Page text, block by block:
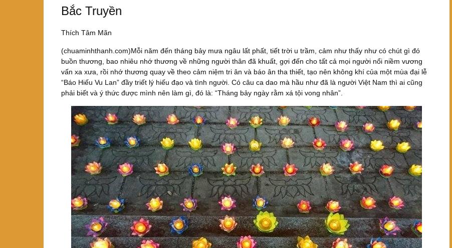
Bắc Truyền
Thích Tâm Mãn
(chuaminhthanh.com)Mỗi năm đến tháng bảy mưa ngâu lất phất, tiết trời u trầm, cảm như thấy như có chút gì đó
buồn thương, bao nhiêu nhớ thương về những người thân đã khuất, gợi đến cho tất cả mọi người nổi niềm vương
vấn xa xưa, rồi nhớ thương quay về theo cảm niệm tri ân và báo ân tha thiết, tạo nên không khí của một mùa đại lễ
“Báo Hiếu Vu Lan” đầy triết lý hiếu đạo và tình người. Có câu ca dao mà hầu như đã là người Việt Nam thì ai cũng
phải biết và ý thức được mình nên làm gì, đó là: “Tháng bảy ngày rằm xá tội vong nhân”.